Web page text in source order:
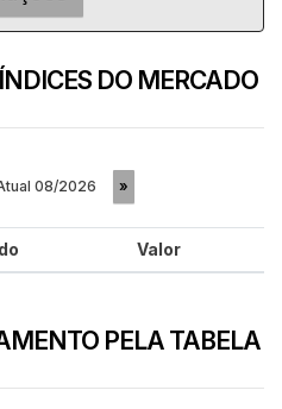
DO MERCADO
08/2026 »
Valor
PELA TABELA